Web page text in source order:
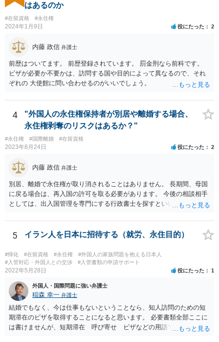
はあるのか
#在留資格 #永住権
2024年1月9日 役にたった 2
内藤 政信 弁護士
前歴はついてます。 前歴登録されています。 罰金刑なら前科です。
ビザが必要か不要かは、訪問する国や目的によって異なるので、それ
ぞれの 大使館に問い合わせるのがいいでしょう。
4
"外国人の永住権保持者が別居や離婚する場合、
永住権剥奪のリスクはあるか？"
#永住権 #国際離婚 #在留資格
2023年8月24日 役にたった 2
内藤 政信 弁護士
別居、離婚で永住権が取り消されることはありません。 長期間、母国
に戻る場合は、再入国の許可を取る必要があります。 今後の相談相手
としては、出入国管理を専門にする行政書士を探すといいでしょう。
5 イラン人を日本に招待する（就労、永住目的）
#帰化 #在留資格 #永住権
#外国人の家族問題を抱える日本人
#入管対応・外国人との交渉
#入管書類の申請サポート
2022年5月28日 役にたった 1
外国人・国際問題に強い弁護士
稲森 幸一 弁護士
結婚でもなく、今は仕事もないということなら、知人訪問のための短
期滞在のビザを取得することになると思います。 必要書類全部ここに
は書けませんが、短期滞在 呼び寄せ ビザなどの用語で検索すると